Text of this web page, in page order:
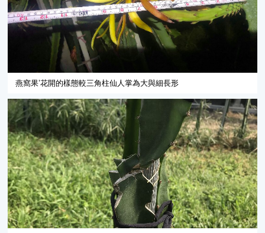
燕窩果’花開的樣態較三角柱仙人掌為大與細長形